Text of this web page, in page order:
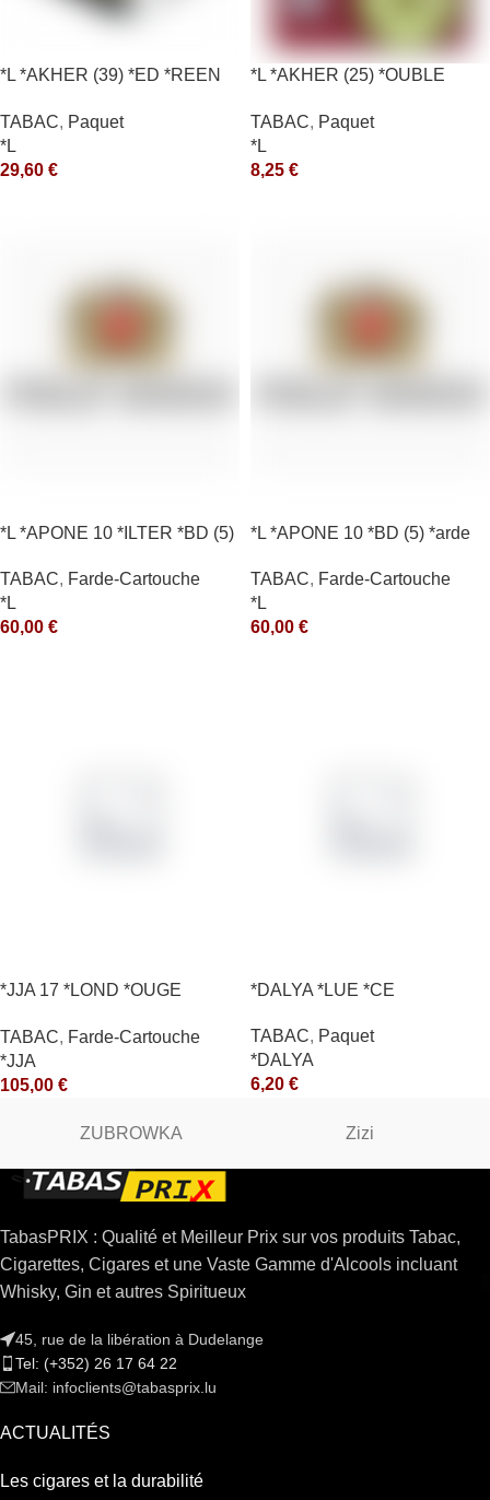
*L *AKHER (39) *ED *REEN
TABAC, Paquet
*L
29,60 €
*L *AKHER (25) *OUBLE
TABAC, Paquet
*L
8,25 €
*L *APONE 10 *ILTER *BD (5)
TABAC, Farde-Cartouche
*L
60,00 €
*L *APONE 10 *BD (5) *arde
TABAC, Farde-Cartouche
*L
60,00 €
*JJA 17 *LOND *OUGE
TABAC, Farde-Cartouche
*JJA
105,00 €
*DALYA *LUE *CE
TABAC, Paquet
*DALYA
6,20 €
ZUBROWKA Zizi
TabasPRIX : Qualité et Meilleur Prix sur vos produits Tabac,
Cigarettes, Cigares et une Vaste Gamme d'Alcools incluant
Whisky, Gin et autres Spiritueux
45, rue de la libération à Dudelange
Tel: (+352) 26 17 64 22
Mail: infoclients@tabasprix.lu
ACTUALITÉS
Les cigares et la durabilité